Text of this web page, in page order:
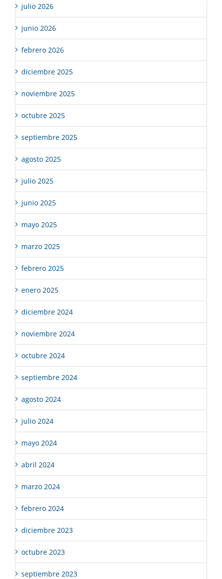
julio 2026
junio 2026
febrero 2026
diciembre 2025
noviembre 2025
octubre 2025
septiembre 2025
agosto 2025
julio 2025
junio 2025
mayo 2025
marzo 2025
febrero 2025
enero 2025
diciembre 2024
noviembre 2024
octubre 2024
septiembre 2024
agosto 2024
julio 2024
mayo 2024
abril 2024
marzo 2024
febrero 2024
diciembre 2023
octubre 2023
septiembre 2023